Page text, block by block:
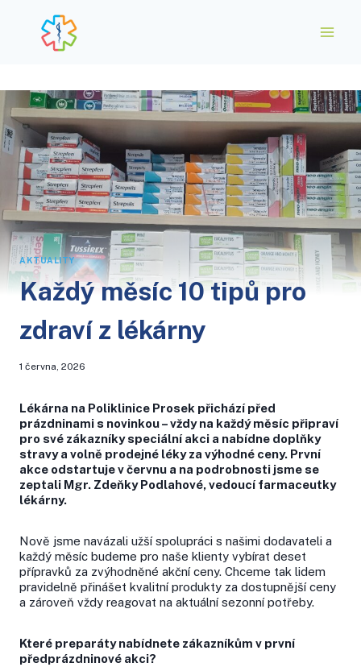
AKTUALITY
Každý měsíc 10 tipů pro
zdraví z lékárny
1 června, 2026
Lékárna na Poliklinice Prosek přichází před
prázdninami s novinkou – vždy na každý měsíc připraví
pro své zákazníky speciální akci a nabídne doplňky
stravy a volně prodejné léky za výhodné ceny. První
akce odstartuje v červnu a na podrobnosti jsme se
zeptali Mgr. Zdeňky Podlahové, vedoucí farmaceutky
lékárny.
Nově jsme navázali užší spolupráci s našimi dodavateli a
každý měsíc budeme pro naše klienty vybírat deset
přípravků za zvýhodněné akční ceny. Chceme tak lidem
pravidelně přinášet kvalitní produkty za dostupnější ceny
a zároveň vždy reagovat na aktuální sezonní potřeby.
Které preparáty nabídnete zákazníkům v první
předprázdninové akci?